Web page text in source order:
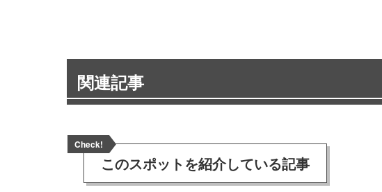
関連記事
Check!
このスポットを紹介している記事